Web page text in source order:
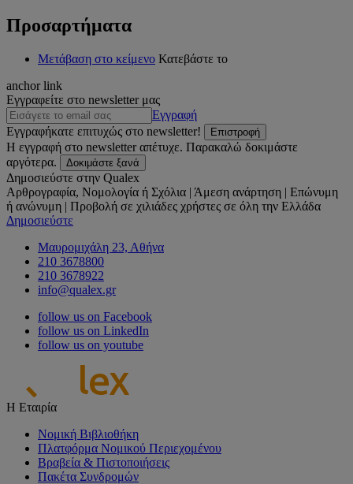
Προσαρτήματα
Μετάβαση στο κείμενο Κατεβάστε το
anchor link
Εγγραφείτε στο newsletter μας
Εγγραφή
Εγγραφήκατε επιτυχώς στο newsletter!
Επιστροφή
Η εγγραφή στο newsletter απέτυχε. Παρακαλώ δοκιμάστε
αργότερα.
Δοκιμάστε ξανά
Δημοσιεύστε στην Qualex
Αρθρογραφία, Νομολογία ή Σχόλια | Άμεση ανάρτηση | Επώνυμη
ή ανώνυμη | Προβολή σε χιλιάδες χρήστες σε όλη την Ελλάδα
Δημοσιεύστε
Μαυρομιχάλη 23, Αθήνα
210 3678800
210 3678922
info@qualex.gr
follow us on Facebook
follow us on LinkedIn
follow us on youtube
Η Εταιρία
Νομική Βιβλιοθήκη
Πλατφόρμα Νομικού Περιεχομένου
Βραβεία & Πιστοποιήσεις
Πακέτα Συνδρομών